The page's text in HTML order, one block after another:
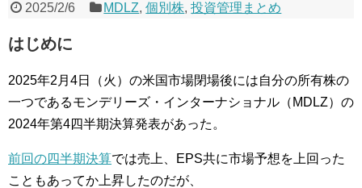
2025/2/6 MDLZ,個別株,投資管理まとめ
はじめに
2025年2月4日（火）の米国市場閉場後には自分の所有株の
一つであるモンデリーズ・インターナショナル（MDLZ）の
2024年第4四半期決算発表があった。
前回の四半期決算では売上、EPS共に市場予想を上回った
こともあってか上昇したのだが、